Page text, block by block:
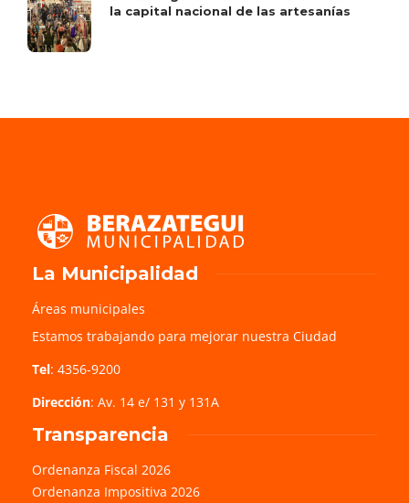
la capital nacional de las artesanías
La Municipalidad
Áreas municipales
Estamos trabajando para mejorar nuestra Ciudad
Tel: 4356-9200
Dirección: Av. 14 e/ 131 y 131A
Transparencia
Ordenanza Fiscal 2026
Ordenanza Impositiva 2026